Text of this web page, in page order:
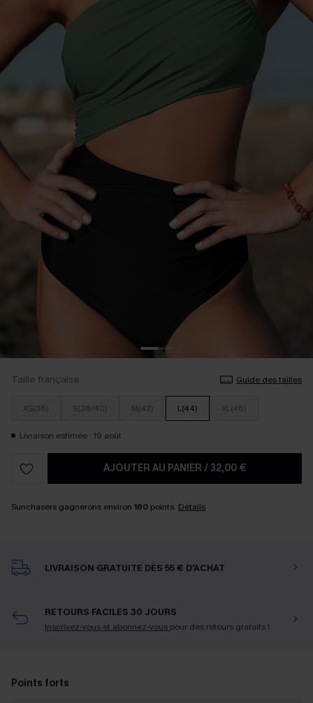
Taille française Guide des tailles
XS(36) S(38/40) M(42) L(44) XL(46)
Livraison estimée : 19 août
AJOUTER AU PANIER /32,00 €
Sunchasers gagnerons environ 160 points. Détails
LIVRAISON GRATUITE DÈS 55 € D'ACHAT
RETOURS FACILES 30 JOURS
Inscrivez-vous et abonnez-vous pour des retours gratuits !
Points forts